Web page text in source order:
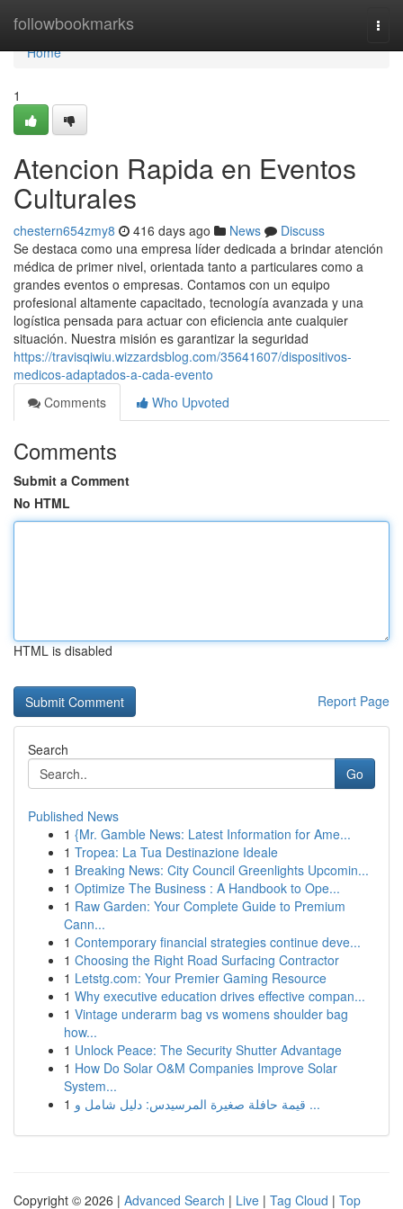
followbookmarks
Home
Home
1
Atencion Rapida en Eventos
Culturales
chestern654zmy8 416 days ago News
Discuss
Se destaca como una empresa líder dedicada a brindar atención
médica de primer nivel, orientada tanto a particulares como a
grandes eventos o empresas. Contamos con un equipo
profesional altamente capacitado, tecnología avanzada y una
logística pensada para actuar con eficiencia ante cualquier
situación. Nuestra misión es garantizar la seguridad
https://travisqiwiu.wizzardsblog.com/35641607/dispositivos-
medicos-adaptados-a-cada-evento
Comments
Who Upvoted
Comments
Submit a Comment
No HTML
HTML is disabled
Report Page
Search
Go
Published News
1 {Mr. Gamble News: Latest Information for Ame...
1 Tropea: La Tua Destinazione Ideale
1 Breaking News: City Council Greenlights Upcomin...
1 Optimize The Business : A Handbook to Ope...
1 Raw Garden: Your Complete Guide to Premium
Cann...
1 Contemporary financial strategies continue deve...
1 Choosing the Right Road Surfacing Contractor
1 Letstg.com: Your Premier Gaming Resource
1 Why executive education drives effective compan...
1 Vintage underarm bag vs womens shoulder bag
how...
1 Unlock Peace: The Security Shutter Advantage
1 How Do Solar O&M Companies Improve Solar
System...
1
قيمة حافلة صغيرة المرسيدس: دليل شامل و ...
Copyright © 2026 | Advanced Search | Live | Tag Cloud | Top